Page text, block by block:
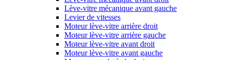
Lève-vitre mécanique avant gauche
Levier de vitesses
Moteur lève-vitre arrière droit
Moteur lève-vitre arrière gauche
Moteur lève-vitre avant droit
Moteur lève-vitre avant gauche